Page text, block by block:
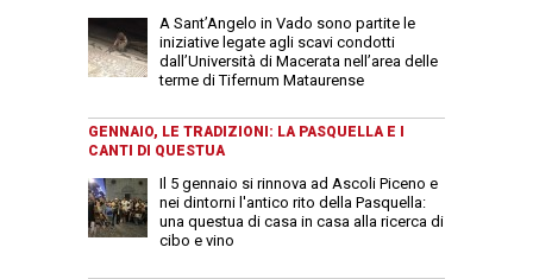
A Sant’Angelo in Vado sono partite le
iniziative legate agli scavi condotti
dall’Università di Macerata nell’area delle
terme di Tifernum Mataurense
GENNAIO, LE TRADIZIONI: LA PASQUELLA E I
CANTI DI QUESTUA
Il 5 gennaio si rinnova ad Ascoli Piceno e
nei dintorni l'antico rito della Pasquella:
una questua di casa in casa alla ricerca di
cibo e vino